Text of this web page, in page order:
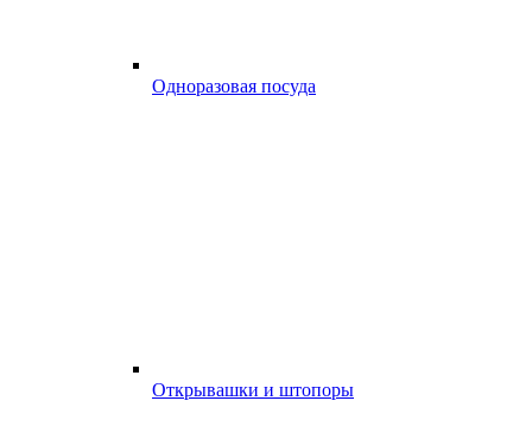
Одноразовая посуда
Открывашки и штопоры